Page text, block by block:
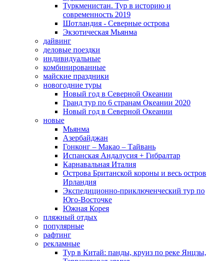
Туркменистан. Тур в историю и
современность 2019
Шотландия - Северные острова
Экзотическая Мьянма
дайвинг
деловые поездки
индивидуальные
комбинированные
майские праздники
новогодние туры
Новый год в Северной Океании
Гранд тур по 6 странам Океании 2020
Новый год в Северной Океании
новые
Мьянма
Азербайджан
Гонконг – Макао – Тайвань
Испанская Андалусия + Гибралтар
Карнавальная Италия
Острова Британской короны и весь остров
Ирландия
Экспедиционно-приключенческий тур по
Юго-Восточке
Южная Корея
пляжный отдых
популярные
рафтинг
рекламные
Тур в Китай: панды, круиз по реке Янцзы,